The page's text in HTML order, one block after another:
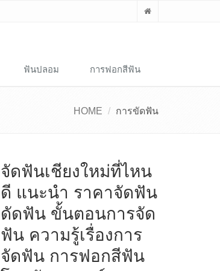
ฟันปลอม การฟอกสีฟัน
HOME การขัดฟัน
จัดฟันเชียงใหม่ที่ไหน
ดี แนะนำ ราคาจัดฟัน
ดัดฟัน ขั้นตอนการจัด
ฟัน ความรู้เรื่องการ
จัดฟัน การฟอกสีฟัน